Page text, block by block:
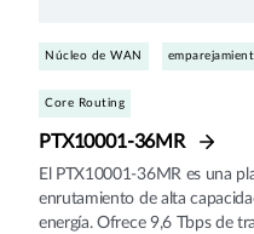
Núcleo de WAN
Core Routing
PTX10001-36MR
El PTX10001-36MR es una
enrutamiento de alta
energía. Ofrece 9,6 Tbps de